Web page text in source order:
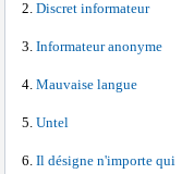
Discret informateur
Informateur anonyme
Mauvaise langue
Untel
Il désigne n'importe qui